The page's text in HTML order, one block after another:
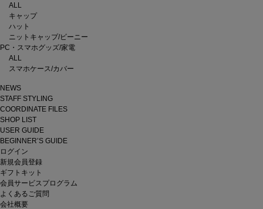
ALL
キャップ
ハット
ニットキャップ/ビーニー
PC・スマホグッズ/家電
ALL
スマホケース/カバー
NEWS
STAFF STYLING
COORDINATE FILES
SHOP LIST
USER GUIDE
BEGINNER’S GUIDE
ログイン
新規会員登録
ギフトキット
会員サービスプログラム
よくあるご質問
会社概要